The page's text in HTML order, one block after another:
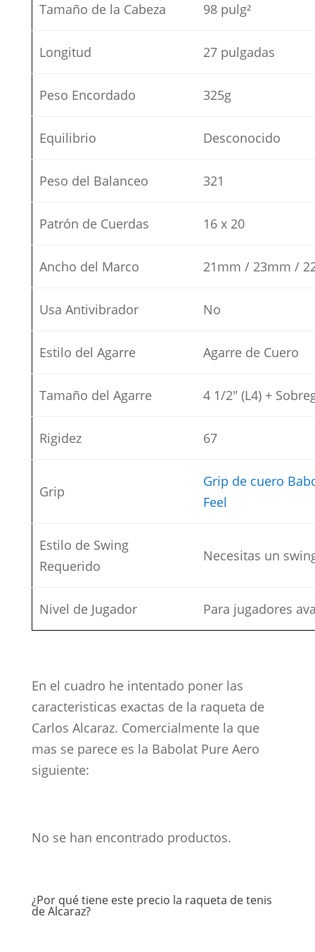
Tamaño de la Cabeza 98 pulg²
Longitud 27 pulgadas
Peso Encordado 325g
Equilibrio Desconocido
Peso del Balanceo 321
Patrón de Cuerdas 16 x 20
Ancho del Marco 21mm / 23mm /
Usa Antivibrador No
Estilo del Agarre Agarre de Cuero
Tamaño del Agarre 4 1/2″ (L4) +
Rigidez 67
Grip
Grip de cuero
Feel
Estilo de Swing
Requerido
Necesitas un
Nivel de Jugador Para jugadores
En el cuadro he intentado poner las
caracteristicas exactas de la raqueta de
Carlos Alcaraz. Comercialmente la que
mas se parece es la Babolat Pure Aero
siguiente:
No se han encontrado productos.
¿Por qué tiene este precio la raqueta de tenis
de Alcaraz?